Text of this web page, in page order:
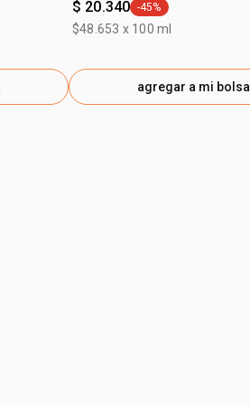
$ 20.340 general.tag -45%
-45%
$48.653 x 100 ml
agregar a mi bolsa